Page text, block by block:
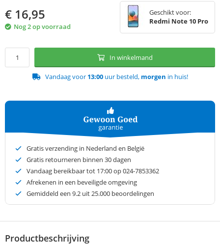
€ 16,95
Nog 2 op voorraad
Geschikt voor:
Redmi Note 10 Pro
In winkelmand
Vandaag voor 13:00uur besteld, morgen in huis!
Gratis verzending in Nederland en België
Gratis retourneren binnen 30 dagen
Vandaag bereikbaar tot 17:00 op 024-7853362
Afrekenen in een beveiligde omgeving
Gemiddeld een 9.2 uit 25.000 beoordelingen
Productbeschrijving